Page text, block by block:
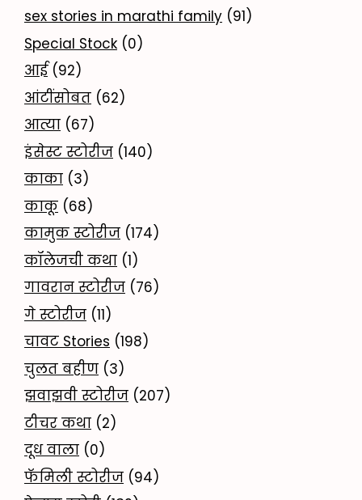
sex stories in marathi family (91)
Special Stock (0)
आई(92)
आंटींसोबत (62)
आत्या (67)
इंसेस्ट स्टोरीज (140)
काका (3)
काकू (68)
कामुक स्टोरीज (174)
कॉलेजची कथा (1)
गावरान स्टोरीज (76)
गे स्टोरीज (11)
चावट Stories (198)
चुलत बहीण (3)
झवाझवी स्टोरीज (207)
टीचर कथा (2)
दूध वाला (0)
फॅमिली स्टोरीज (94)